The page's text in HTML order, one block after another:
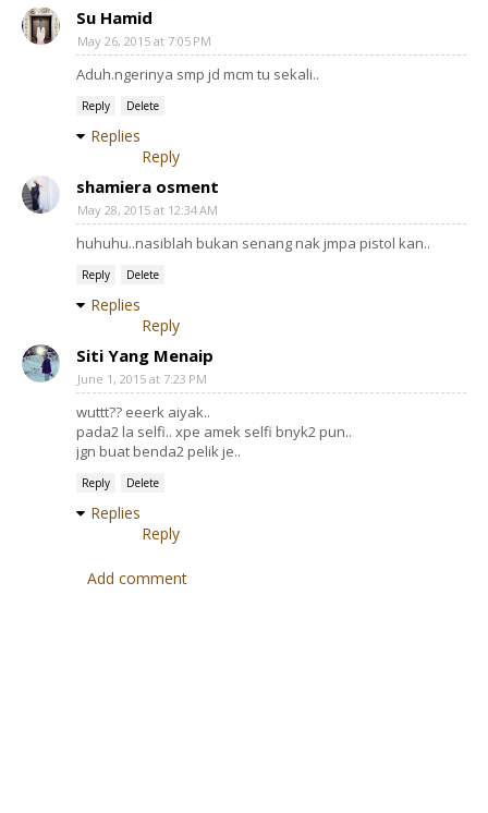
Su Hamid
May 26, 2015 at 7:05 PM
Aduh.ngerinya smp jd mcm tu sekali..
Reply Delete
Replies
Reply
shamiera osment
May 28, 2015 at 12:34 AM
huhuhu..nasiblah bukan senang nak jmpa pistol kan..
Reply Delete
Replies
Reply
Siti Yang Menaip
June 1, 2015 at 7:23 PM
wuttt?? eeerk aiyak..
pada2 la selfi.. xpe amek selfi bnyk2 pun..
jgn buat benda2 pelik je..
Reply Delete
Replies
Reply
Add comment